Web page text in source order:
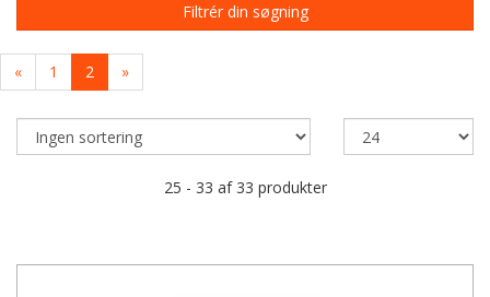
Filtrér din søgning
« 1 2 »
25 - 33 af 33 produkter